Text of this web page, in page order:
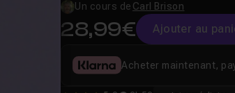
Un cours de Carl Brison
28,99€ Ajouter au
Acheter maintenant,